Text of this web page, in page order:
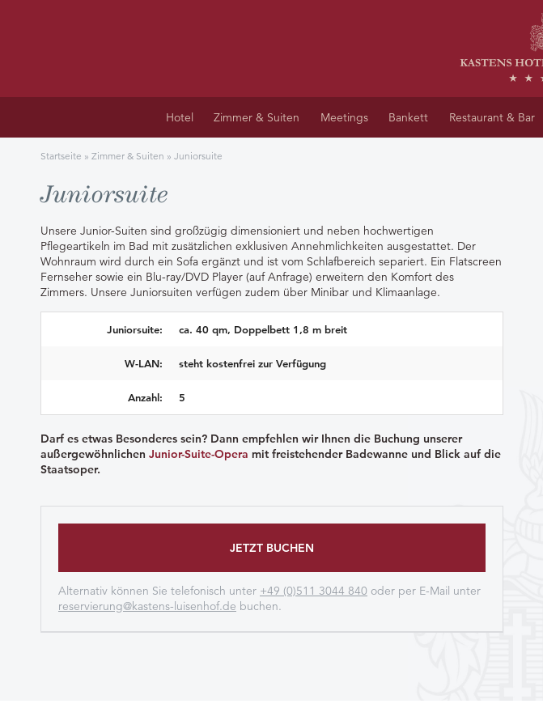
Hotel Zimmer & Suiten Meetings Bankett Restaurant & Bar
Startseite » Zimmer & Suiten » Juniorsuite
Juniorsuite
Unsere Junior-Suiten sind großzügig dimensioniert und neben hochwertigen
Pflegeartikeln im Bad mit zusätzlichen exklusiven Annehmlichkeiten ausgestattet. Der
Wohnraum wird durch ein Sofa ergänzt und ist vom Schlafbereich separiert. Ein Flatscreen
Fernseher sowie ein Blu-ray/DVD Player (auf Anfrage) erweitern den Komfort des
Zimmers. Unsere Juniorsuiten verfügen zudem über Minibar und Klimaanlage.
Juniorsuite: ca. 40 qm, Doppelbett 1,8 m breit
W-LAN: steht kostenfrei zur Verfügung
Anzahl: 5
Darf es etwas Besonderes sein? Dann empfehlen wir Ihnen die Buchung unserer
außergewöhnlichen Junior-Suite-Opera mit freistehender Badewanne und Blick auf die
Staatsoper.
JETZT BUCHEN
Alternativ können Sie telefonisch unter +49 (0)511 3044 840 oder per E-Mail unter
reservierung@kastens-luisenhof.de buchen.